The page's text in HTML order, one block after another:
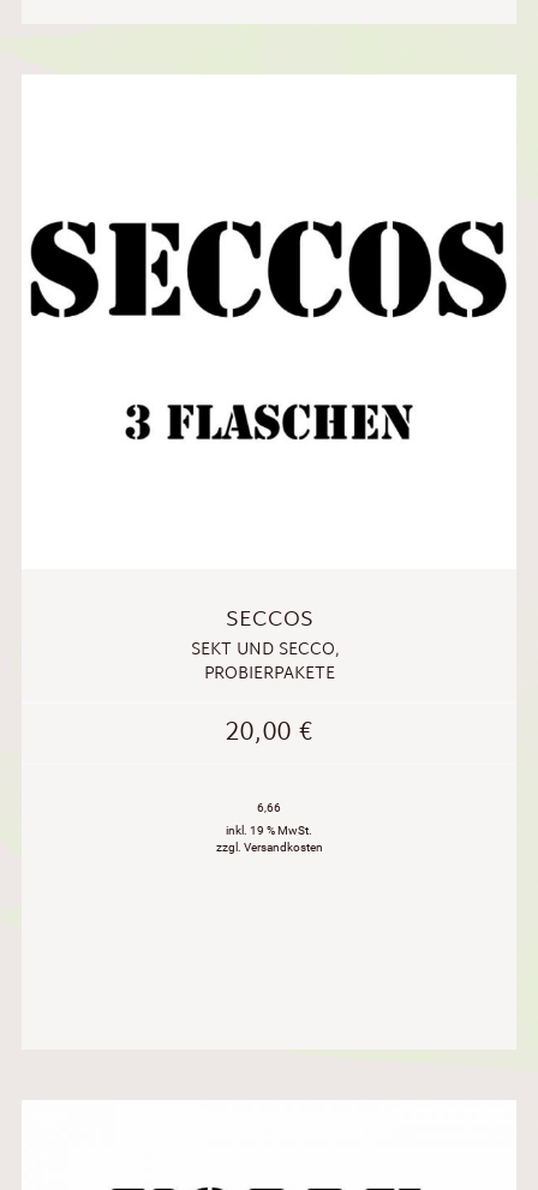
SECCOS
SEKT UND SECCO,
PROBIERPAKETE
20,00€
6,66
inkl. 19 % MwSt.
zzgl. Versandkosten